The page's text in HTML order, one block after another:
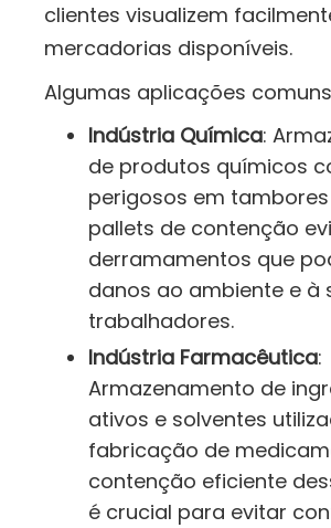
clientes visualizem
mercadorias disponíveis.
Algumas aplicações
Indústria Química:
de produtos químicos
perigosos em tambores
pallets de contenção
derramamentos que
danos ao ambiente e à
trabalhadores.
Indústria Farmacêutica:
Armazenamento de
ativos e solventes
fabricação de
contenção eficiente
é crucial para evitar